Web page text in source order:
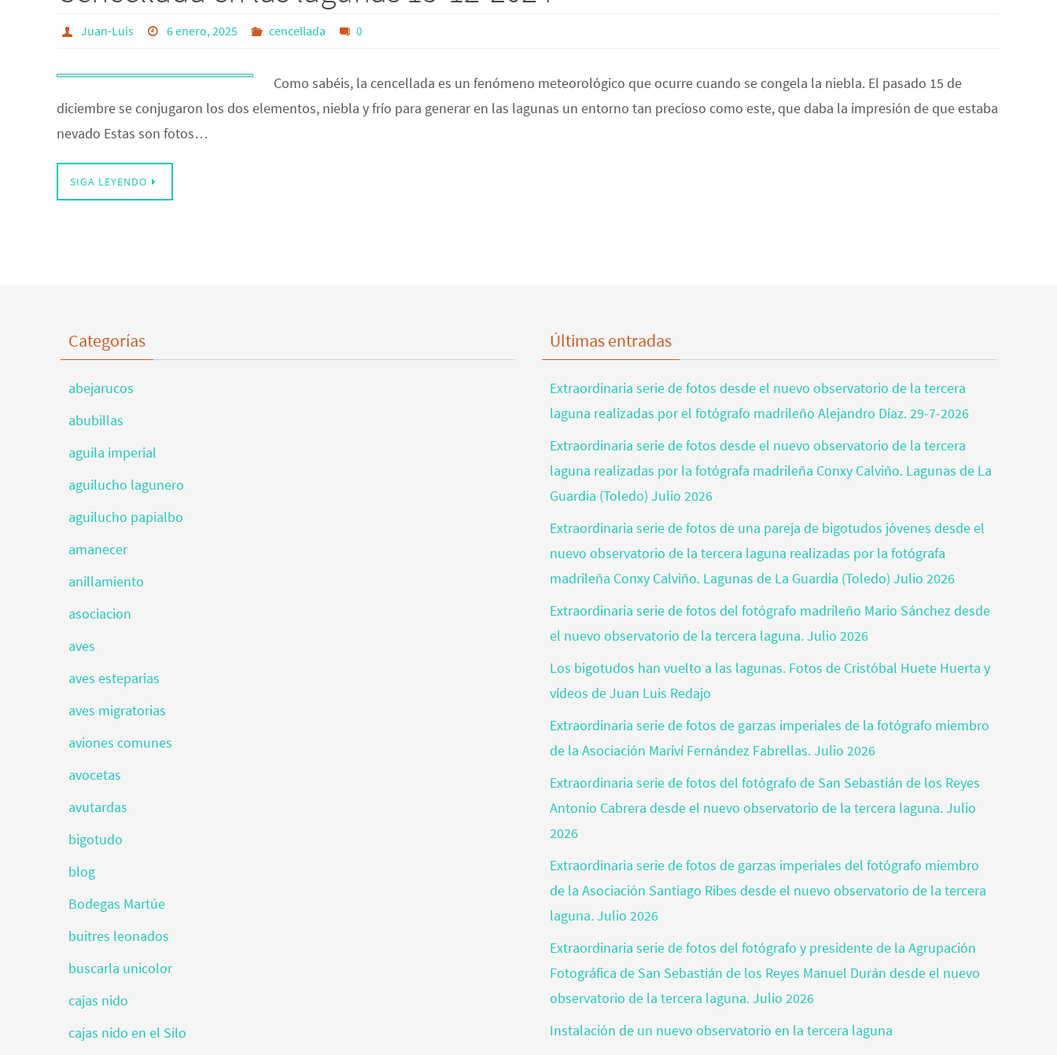
Juan-Luis 6 enero, 2025 cencellada 0
Como sabéis, la cencellada es un fenómeno meteorológico que ocurre cuando se congela la niebla. El pasado 15 de
diciembre se conjugaron los dos elementos, niebla y frío para generar en las lagunas un entorno tan precioso como este, que daba la impresión de que estaba
nevado Estas son fotos…
SIGA LEYENDO
Categorías
abejarucos
abubillas
aguila imperial
aguilucho lagunero
aguilucho papialbo
amanecer
anillamiento
asociacion
aves
aves esteparias
aves migratorias
aviones comunes
avocetas
avutardas
bigotudo
blog
Bodegas Martúe
buitres leonados
buscarla unicolor
cajas nido
cajas nido en el Silo
Últimas entradas
Extraordinaria serie de fotos desde el nuevo observatorio de la tercera
laguna realizadas por el fotógrafo madrileño Alejandro Díaz. 29-7-2026
Extraordinaria serie de fotos desde el nuevo observatorio de la tercera
laguna realizadas por la fotógrafa madrileña Conxy Calviño. Lagunas de La
Guardia (Toledo) Julio 2026
Extraordinaria serie de fotos de una pareja de bigotudos jóvenes desde el
nuevo observatorio de la tercera laguna realizadas por la fotógrafa
madrileña Conxy Calviño. Lagunas de La Guardia (Toledo) Julio 2026
Extraordinaria serie de fotos del fotógrafo madrileño Mario Sánchez desde
el nuevo observatorio de la tercera laguna. Julio 2026
Los bigotudos han vuelto a las lagunas. Fotos de Cristóbal Huete Huerta y
vídeos de Juan Luis Redajo
Extraordinaria serie de fotos de garzas imperiales de la fotógrafo miembro
de la Asociación Mariví Fernández Fabrellas. Julio 2026
Extraordinaria serie de fotos del fotógrafo de San Sebastián de los Reyes
Antonio Cabrera desde el nuevo observatorio de la tercera laguna. Julio
2026
Extraordinaria serie de fotos de garzas imperiales del fotógrafo miembro
de la Asociación Santiago Ribes desde el nuevo observatorio de la tercera
laguna. Julio 2026
Extraordinaria serie de fotos del fotógrafo y presidente de la Agrupación
Fotográfica de San Sebastián de los Reyes Manuel Durán desde el nuevo
observatorio de la tercera laguna. Julio 2026
Instalación de un nuevo observatorio en la tercera laguna